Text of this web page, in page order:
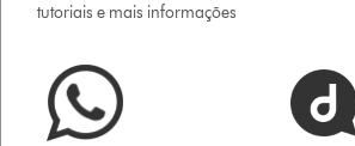
tutoriais e mais informações